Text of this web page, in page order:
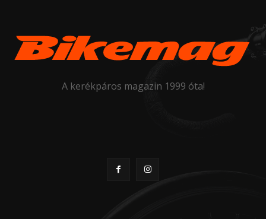
A kerékpáros magazin 1999 óta!